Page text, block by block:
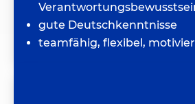
gute Deutschkenntnisse
teamfähig, flexibel,